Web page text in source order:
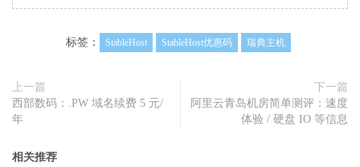
标签： StableHost StableHost优惠码 瑞典主机
上一篇
西部数码：.PW 域名续费 5 元/
年
下一篇
阿里云青岛机房简单测评：速度
体验 / 硬盘 IO 等信息
相关推荐